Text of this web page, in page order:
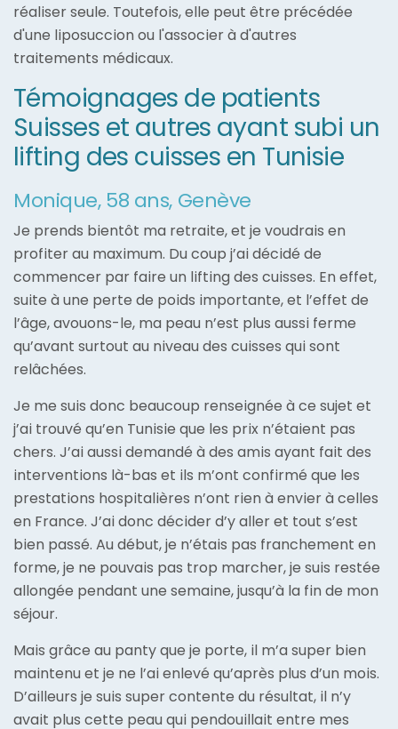
réaliser seule. Toutefois, elle peut être précédée
d'une liposuccion ou l'associer à d'autres
traitements médicaux.
Témoignages de patients
Suisses et autres ayant subi un
lifting des cuisses en Tunisie
Monique, 58 ans, Genève
Je prends bientôt ma retraite, et je voudrais en
profiter au maximum. Du coup j’ai décidé de
commencer par faire un lifting des cuisses. En effet,
suite à une perte de poids importante, et l’effet de
l’âge, avouons-le, ma peau n’est plus aussi ferme
qu’avant surtout au niveau des cuisses qui sont
relâchées.
Je me suis donc beaucoup renseignée à ce sujet et
j’ai trouvé qu’en Tunisie que les prix n’étaient pas
chers. J’ai aussi demandé à des amis ayant fait des
interventions là-bas et ils m’ont confirmé que les
prestations hospitalières n’ont rien à envier à celles
en France. J’ai donc décider d’y aller et tout s’est
bien passé. Au début, je n’étais pas franchement en
forme, je ne pouvais pas trop marcher, je suis restée
allongée pendant une semaine, jusqu’à la fin de mon
séjour.
Mais grâce au panty que je porte, il m’a super bien
maintenu et je ne l’ai enlevé qu’après plus d’un mois.
D’ailleurs je suis super contente du résultat, il n’y
avait plus cette peau qui pendouillait entre mes